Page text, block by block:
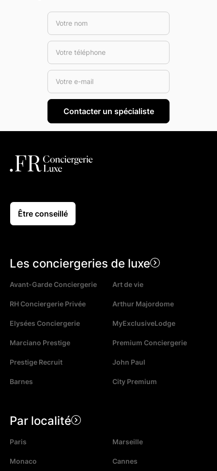
Être conseillé
Les conciergeries de luxe
Avant-Garde Conciergerie Art de vie
RH Conciergerie Privée Arthur Majordome
Elysées Conciergerie MyExclusiveLodge
Marciano Prestige Premium Conciergerie
Prestige Recruit John Paul
Barnes City Premium
Par localité
Paris Marseille
Monaco Cannes